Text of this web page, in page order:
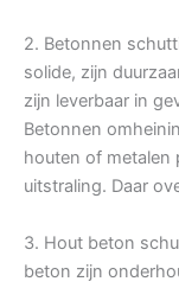
2. Betonnen
solide, zijn
zijn leverbaar in
Betonnen
houten of metalen
uitstraling. Daar
3. Hout beton
beton zijn